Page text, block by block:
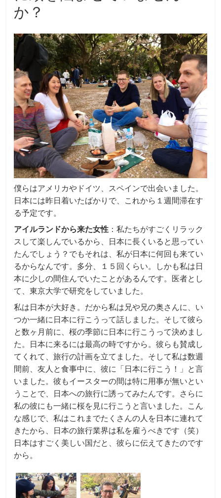
か？
僕らはアメリカやドイツ、スペインで出会いました。
日本には昨日着いたばかりで、これから１週間滞在す
る予定です。
アイルランドから来た女性 ：私たちがすごくリラック
スして楽しんでいるから、日本に長くいると思ってい
たんでしょう？でもそれは、私が日本に何回も来てい
るからなんです。多分、１５回くらい。しかも私は日
本に少しの間住んでいたことがあるんです。医者とし
て、東京大学で研究をしていました。
私は日本が大好き。だから私は兄や兄の奥さんに、い
つか一緒に日本に行こうって話しました。そして彼ら
と数ヶ月前に、桜の季節に日本に行こうって決めまし
た。日本に来るには最高の時ですから。彼らも賛成し
てくれて、旅行の計画を立てました。そして私は数週
間前、友人と食事中に、彼に「日本に行こう！」と言
いました。彼もイースターの間は特に用事が無いとい
うことで、日本への旅行に誘ってみたんです。さらに
私の彼にも一緒に桜を見に行こうと言いました。こん
な感じで、私はこれまでたくさんの人を日本に連れて
きたから、日本の旅行業界は私を雇うべきです（笑）
日本はすごく美しい国だと、彼らに伝えてきたのです
から。